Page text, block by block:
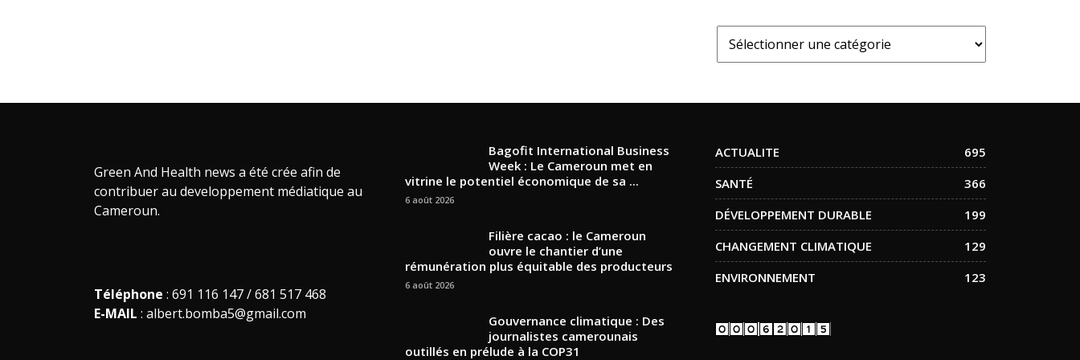
Green And Health news a été crée afin de
contribuer au developpement médiatique au
Cameroun.
Téléphone : 691 116 147 / 681 517 468
E-MAIL : albert.bomba5@gmail.com
Bagofit International Business
Week : Le Cameroun met en
vitrine le potentiel économique de sa ...
6 août 2026
Filière cacao : le Cameroun
ouvre le chantier d’une
rémunération plus équitable des producteurs
6 août 2026
Gouvernance climatique : Des
journalistes camerounais
outillés en prélude à la COP31
ACTUALITE
695
SANTÉ
366
DÉVELOPPEMENT DURABLE
199
CHANGEMENT CLIMATIQUE
129
ENVIRONNEMENT
123